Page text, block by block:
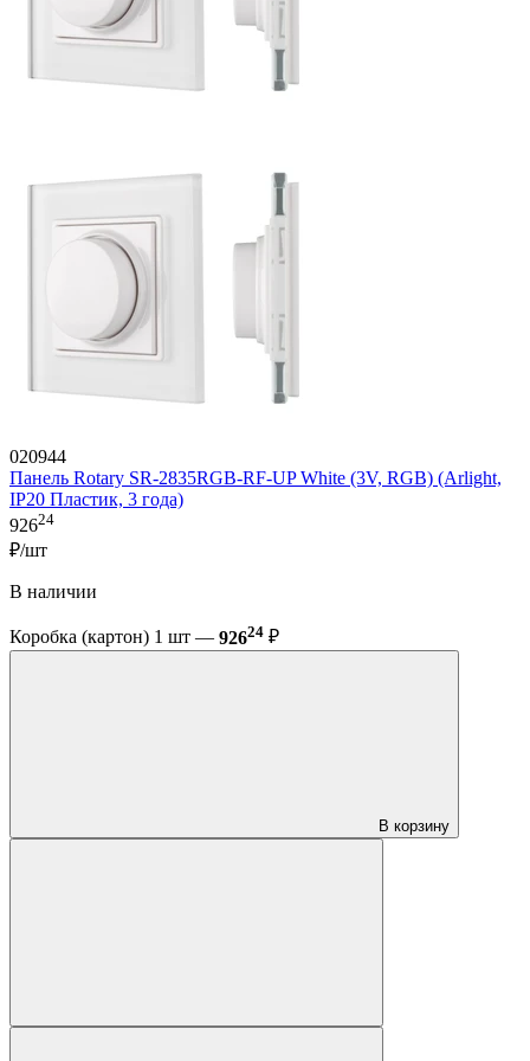
020944
Панель Rotary SR-2835RGB-RF-UP White (3V, RGB) (Arlight,
IP20 Пластик, 3 года)
92624
₽/шт
В наличии
Коробка (картон) 1 шт — 92624 ₽
В корзину